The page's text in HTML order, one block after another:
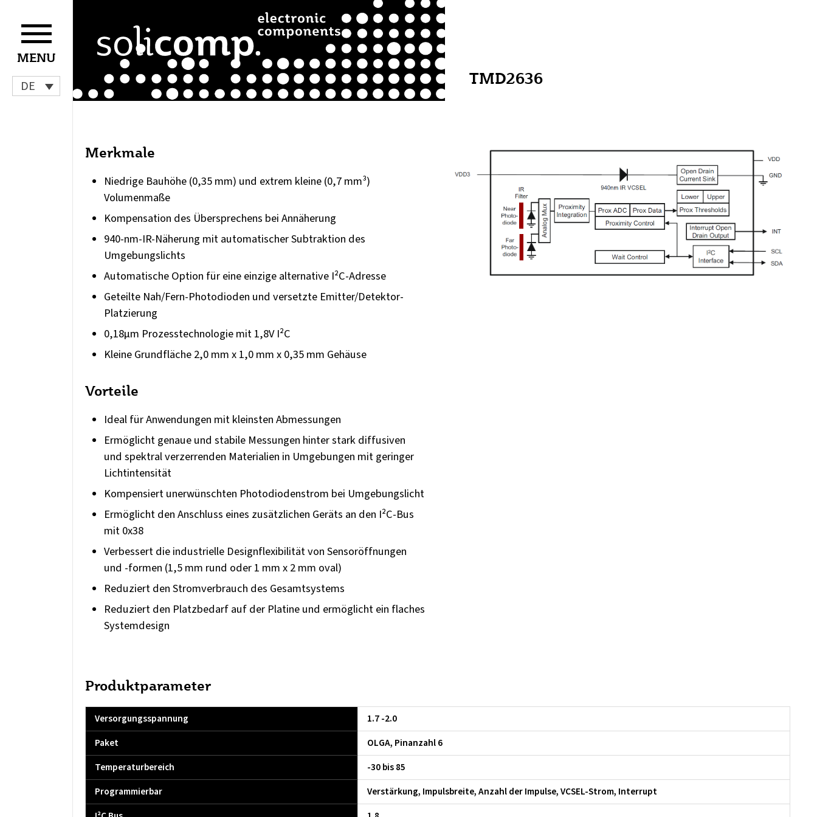
MENU
DE
Inhalt
springen
TMD2636
Merkmale
Niedrige Bauhöhe (0,35 mm) und extrem kleine (0,7 mm³)
Volumenmaße
Kompensation des Übersprechens bei Annäherung
940-nm-IR-Näherung mit automatischer Subtraktion des
Umgebungslichts
Automatische Option für eine einzige alternative I²C-Adresse
Geteilte Nah/Fern-Photodioden und versetzte Emitter/Detektor-
Platzierung
0,18µm Prozesstechnologie mit 1,8V I²C
Kleine Grundfläche 2,0 mm x 1,0 mm x 0,35 mm Gehäuse
Vorteile
Ideal für Anwendungen mit kleinsten Abmessungen
Ermöglicht genaue und stabile Messungen hinter stark diffusiven
und spektral verzerrenden Materialien in Umgebungen mit geringer
Lichtintensität
Kompensiert unerwünschten Photodiodenstrom bei Umgebungslicht
Ermöglicht den Anschluss eines zusätzlichen Geräts an den I²C-Bus
mit 0x38
Verbessert die industrielle Designflexibilität von Sensoröffnungen
und -formen (1,5 mm rund oder 1 mm x 2 mm oval)
Reduziert den Stromverbrauch des Gesamtsystems
Reduziert den Platzbedarf auf der Platine und ermöglicht ein flaches
Systemdesign
Produktparameter
Versorgungsspannung
1.7 -2.0
Paket
OLGA, Pinanzahl 6
Temperaturbereich
-30 bis 85
Programmierbar
Verstärkung, Impulsbreite, Anzahl der Impulse, VCSEL-Strom, Interrupt